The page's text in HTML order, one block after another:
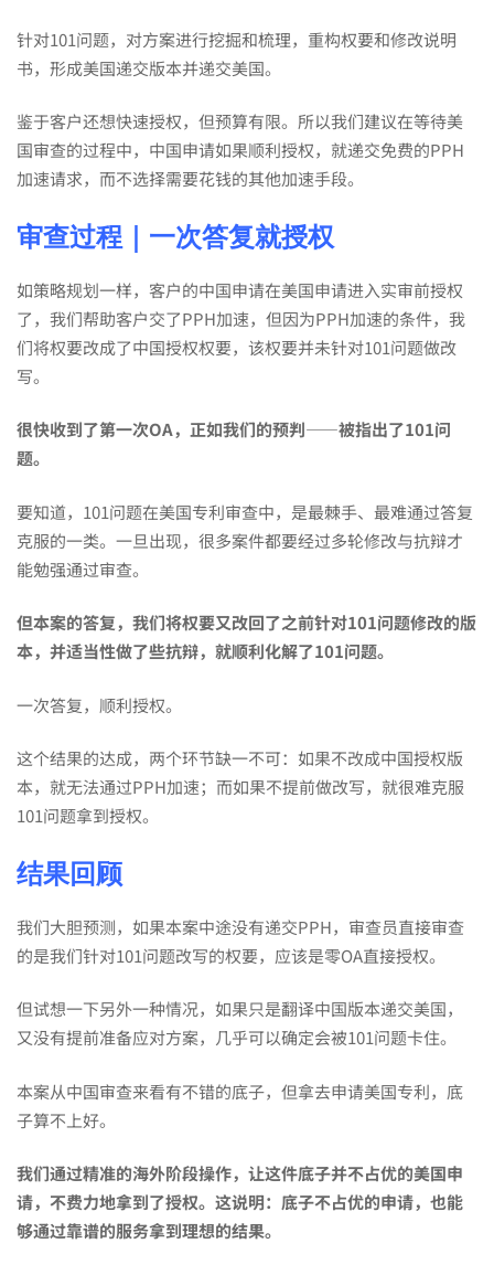
针对101问题，对方案进行挖掘和梳理，重构权要和修改说明
书，形成美国递交版本并递交美国。
鉴于客户还想快速授权，但预算有限。所以我们建议在等待美
国审查的过程中，中国申请如果顺利授权，就递交免费的PPH
加速请求，而不选择需要花钱的其他加速手段。
审查过程｜一次答复就授权
如策略规划一样，客户的中国申请在美国申请进入实审前授权
了，我们帮助客户交了PPH加速，但因为PPH加速的条件，我
们将权要改成了中国授权权要，该权要并未针对101问题做改
写。
很快收到了第一次OA，正如我们的预判——被指出了101问
题。
要知道，101问题在美国专利审查中，是最棘手、最难通过答复
克服的一类。一旦出现，很多案件都要经过多轮修改与抗辩才
能勉强通过审查。
但本案的答复，我们将权要又改回了之前针对101问题修改的版
本，并适当性做了些抗辩，就顺利化解了101问题。
一次答复，顺利授权。
这个结果的达成，两个环节缺一不可：如果不改成中国授权版
本，就无法通过PPH加速；而如果不提前做改写，就很难克服
101问题拿到授权。
结果回顾
我们大胆预测，如果本案中途没有递交PPH，审查员直接审查
的是我们针对101问题改写的权要，应该是零OA直接授权。
但试想一下另外一种情况，如果只是翻译中国版本递交美国，
又没有提前准备应对方案，几乎可以确定会被101问题卡住。
本案从中国审查来看有不错的底子，但拿去申请美国专利，底
子算不上好。
我们通过精准的海外阶段操作，让这件底子并不占优的美国申
请，不费力地拿到了授权。这说明：底子不占优的申请，也能
够通过靠谱的服务拿到理想的结果。